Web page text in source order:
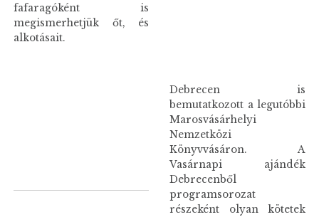
fafaragóként is
megismerhetjük őt, és
alkotásait.
Debrecen is
bemutatkozott a legutóbbi
Marosvásárhelyi
Nemzetközi
Könyvvásáron. A
Vasárnapi ajándék
Debrecenből
programsorozat
részeként olyan kötetek